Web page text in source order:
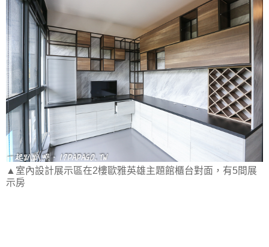
▲室內設計展示區在2樓歐雅英雄主題館櫃台對面，有5間展
示房